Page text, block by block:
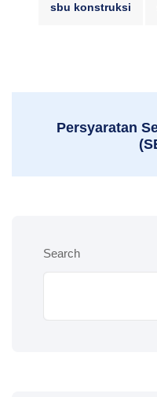
sbu konstruksi
Persyaratan
Search